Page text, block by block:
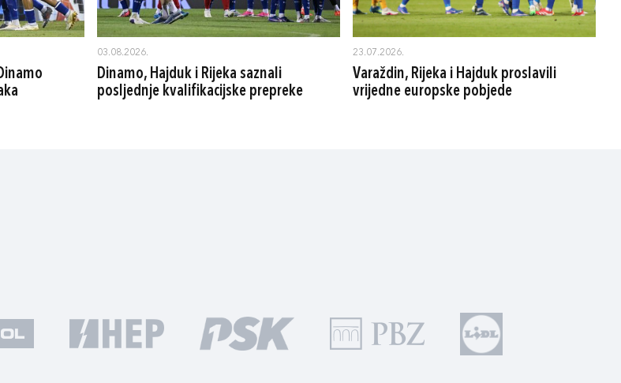
03.08.2026.
Dinamo, Hajduk i Rijeka saznali
posljednje kvalifikacijske prepreke
23.07.2026.
Varaždin, Rijeka i Hajduk proslavili
vrijedne europske pobjede